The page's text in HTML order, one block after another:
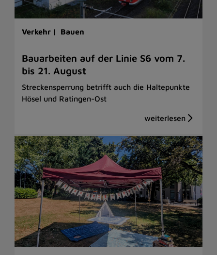
Verkehr | Bauen
Bauarbeiten auf der Linie S6 vom 7.
bis 21. August
Streckensperrung betrifft auch die Haltepunkte
Hösel und Ratingen-Ost